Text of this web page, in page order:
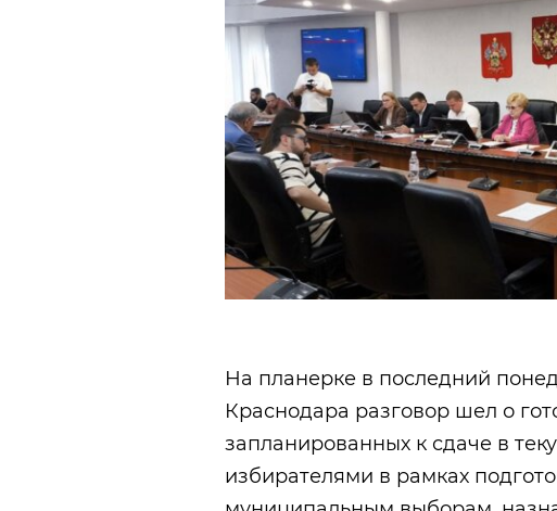
На планерке в последний
Краснодара разговор шел о
запланированных к сдаче в
избирателями в рамках